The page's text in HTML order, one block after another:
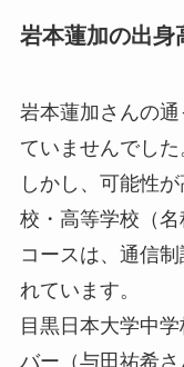
岩本蓮加の出身
岩本蓮加さんの
ていませんでした
しかし、可能性
校・高等学校（名
コースは、通信
れています。
目黒日本大学中
バー（与田祐希